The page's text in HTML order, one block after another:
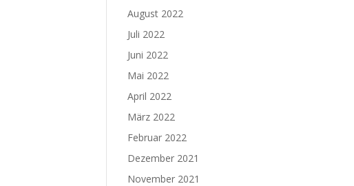
August 2022
Juli 2022
Juni 2022
Mai 2022
April 2022
März 2022
Februar 2022
Dezember 2021
November 2021